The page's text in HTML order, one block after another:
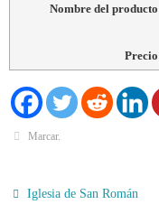
Nombre del producto
Precio
Marcar.
Iglesia de San Román